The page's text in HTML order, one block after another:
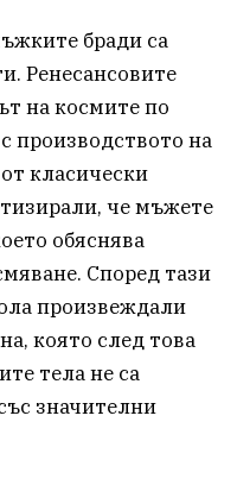
бради са
Ренесансовите
на космите по
производството на
класически
че мъжете
обяснява
Според тази
произвеждали
която след това
тела не са
значителни